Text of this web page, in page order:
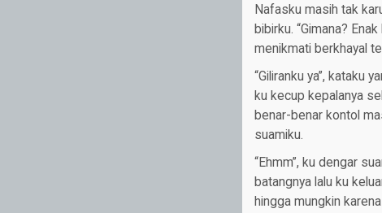
Nafasku masih tak
bibirku. “Gimana?
menikmati berkhayal
“Giliranku ya”, kataku
ku kecup kepalanya
benar-benar kontol
suamiku.
“Ehmm”, ku dengar
batangnya lalu ku
hingga mungkin